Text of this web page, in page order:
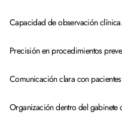
Capacidad de observación clínica.
Precisión en procedimientos
Comunicación clara con
Organización dentro del gabinete